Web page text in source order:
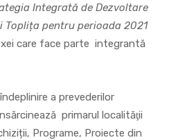
Integrată de Dezvoltare
Toplița pentru perioada 2021
care face parte integrantă
a prevederilor
primarul localităţii
Programe, Proiecte din